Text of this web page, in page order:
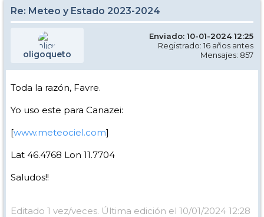
Re: Meteo y Estado 2023-2024
oligoqueto
Enviado: 10-01-2024 12:25
Registrado: 16 años antes
Mensajes: 857
Toda la razón, Favre.
Yo uso este para Canazei:
[www.meteociel.com]
Lat 46.4768 Lon 11.7704
Saludos!!
Editado 1 vez/veces. Última edición el 10/01/2024 12:28